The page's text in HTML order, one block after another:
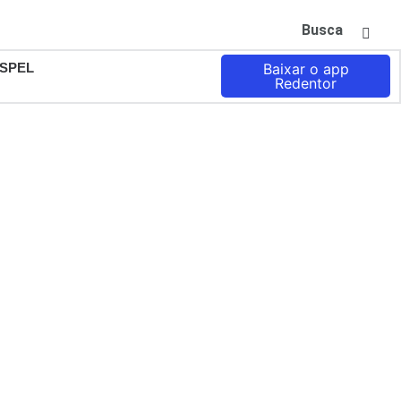
Busca
Baixar o app
Redentor